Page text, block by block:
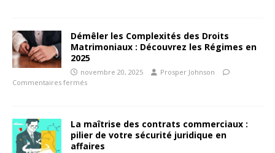
Démêler les Complexités des Droits
Matrimoniaux : Découvrez les Régimes en
2025
novembre 20, 2025
Prosper Johnson
Commentaires fermés
La maîtrise des contrats commerciaux :
pilier de votre sécurité juridique en
affaires